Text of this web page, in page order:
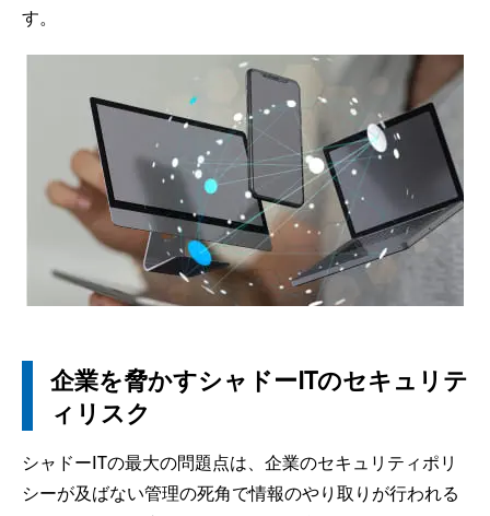
す。
企業を脅かすシャドーITのセキュリテ
ィリスク
シャドーITの最大の問題点は、企業のセキュリティポリ
シーが及ばない管理の死角で情報のやり取りが行われる